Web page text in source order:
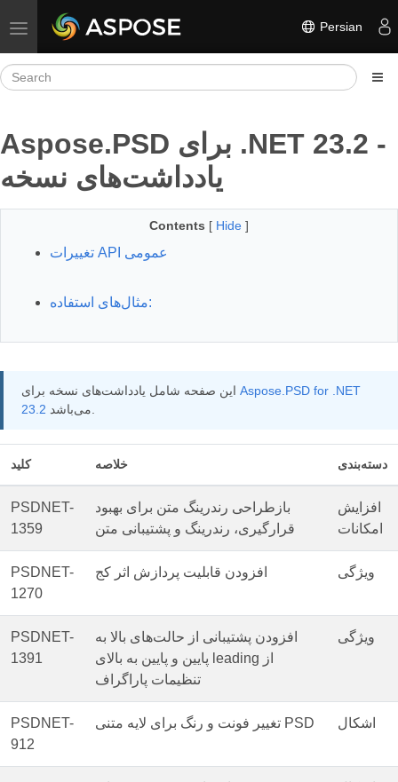
Toggle navigation Persian
Aspose.PSD برای .NET 23.2 -
یادداشت‌های نسخه
Contents [ Hide ]
تغییرات API عمومی
مثال‌های استفاده:
Aspose.PSD for .NET
23.2
کلید خلاصه دسته‌بندی
PSDNET-
1359
بازطراحی رندرینگ متن برای بهبود
قرارگیری، رندرینگ و پشتیبانی متن
افزایش
امکانات
PSDNET-
1270
افزودن قابلیت پردازش اثر کج ویژگی
PSDNET-
1391
افزودن پشتیبانی از حالت‌های بالا به
پایین و پایین به بالای leading از
تنظیمات پاراگراف
ویژگی
PSDNET-
912
تغییر فونت و رنگ برای لایه متنی PSD اشکال